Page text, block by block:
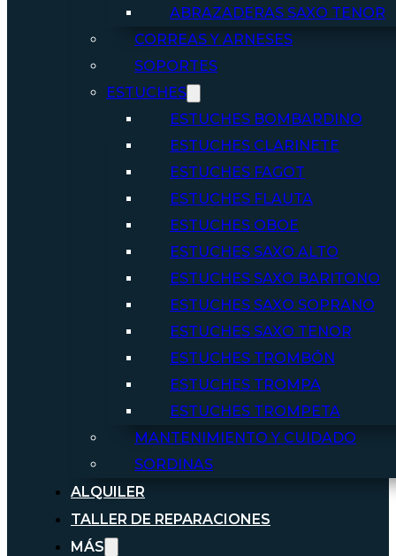
ABRAZADERAS SAXO TENOR
CORREAS Y ARNESES
SOPORTES
ESTUCHES
ESTUCHES BOMBARDINO
ESTUCHES CLARINETE
ESTUCHES FAGOT
ESTUCHES FLAUTA
ESTUCHES OBOE
ESTUCHES SAXO ALTO
ESTUCHES SAXO BARITONO
ESTUCHES SAXO SOPRANO
ESTUCHES SAXO TENOR
ESTUCHES TROMBÓN
ESTUCHES TROMPA
ESTUCHES TROMPETA
MANTENIMIENTO Y CUIDADO
SORDINAS
ALQUILER
TALLER DE REPARACIONES
MÁS